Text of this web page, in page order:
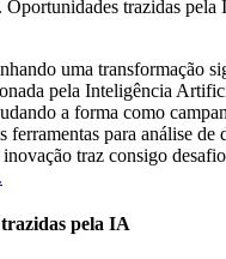
Oportunidades trazidas
uma transformação
pela Inteligência
a forma como
ferramentas para análise de
traz consigo
.
pela IA